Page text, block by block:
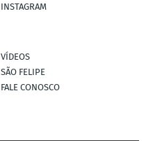
INSTAGRAM
VÍDEOS
SÃO FELIPE
FALE CONOSCO